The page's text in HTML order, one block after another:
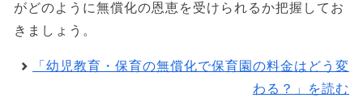
がどのように無償化の恩恵を受けられるか把握してお
きましょう。
「幼児教育・保育の無償化で保育園の料金はどう変
わる？」を読む